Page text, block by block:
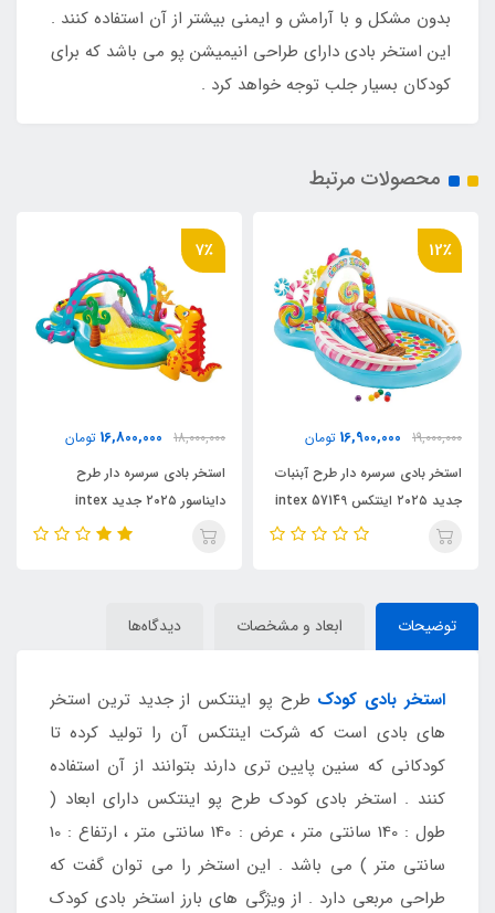
بدون مشکل و با آرامش و ایمنی بیشتر از آن استفاده کنند .
این استخر بادی دارای طراحی انیمیشن پو می باشد که برای
کودکان بسیار جلب توجه خواهد کرد .
محصولات مرتبط
18,000,000
16,800,000
استخر بادی سرسره دار طرح
دایناسور ۲۰۲۵ جدید intex
7,900,000
6,800,000
استخر بادی کودک سایز بزرگ
توضیحات ابعاد و مشخصات دیدگاه‌ها
استخر بادی کودک طرح پو اینتکس از جدید ترین استخر
های بادی است که شرکت اینتکس آن را تولید کرده تا
کودکانی که سنین پایین تری دارند بتوانند از آن استفاده
کنند . استخر بادی کودک طرح پو اینتکس دارای ابعاد (
طول : 140 سانتی متر ، عرض : 140 سانتی متر ، ارتفاع : 10
سانتی متر ) می باشد . این استخر را می توان گفت که
طراحی مربعی دارد . از ویژگی های بارز استخر بادی کودک